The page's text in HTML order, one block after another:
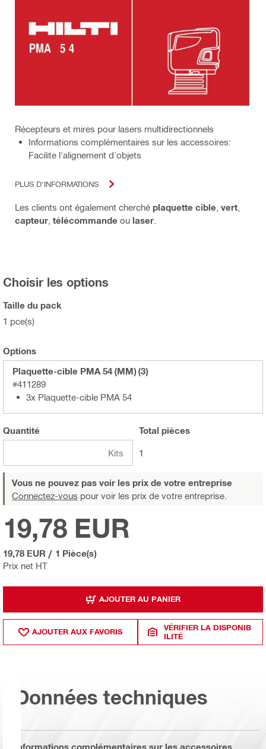
Récepteurs et mires pour lasers multidirectionnels
Informations complémentaires sur les accessoires:
Facilite l'alignement d'objets
PLUS D'INFORMATIONS
Les clients ont également cherché plaquette cible vert
capteur télécommande ou laser
Choisir les options
Taille du pack
1 pce(s)
Options
Plaquette-cible PMA 54 (MM) (3)
#411289
3x Plaquette-cible PMA 54
Quantité
Kits
Total pièces
1
Vous ne pouvez pas voir les prix de votre entreprise
Connectez-vous pour voir les prix de votre entreprise.
Prix net HT
19,78 EUR
19,78 EUR / 1 Pièce(s)
AJOUTER AU PANIER
AJOUTER AUX FAVORIS
VÉRIFIER LA DISPONIB
ILITÉ
Données techniques
Informations complémentaires sur les accessoires